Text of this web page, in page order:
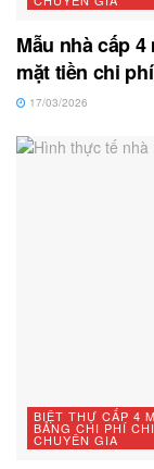
Mẫu nhà cấp
mặt tiền chi
17/03/2026
BIỆT THỰ CẤP 4
BẢNG CHI PHÍ
CHUYÊN GIA